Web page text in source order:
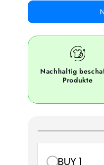
Nachhaltig
Produkte
BUY 1